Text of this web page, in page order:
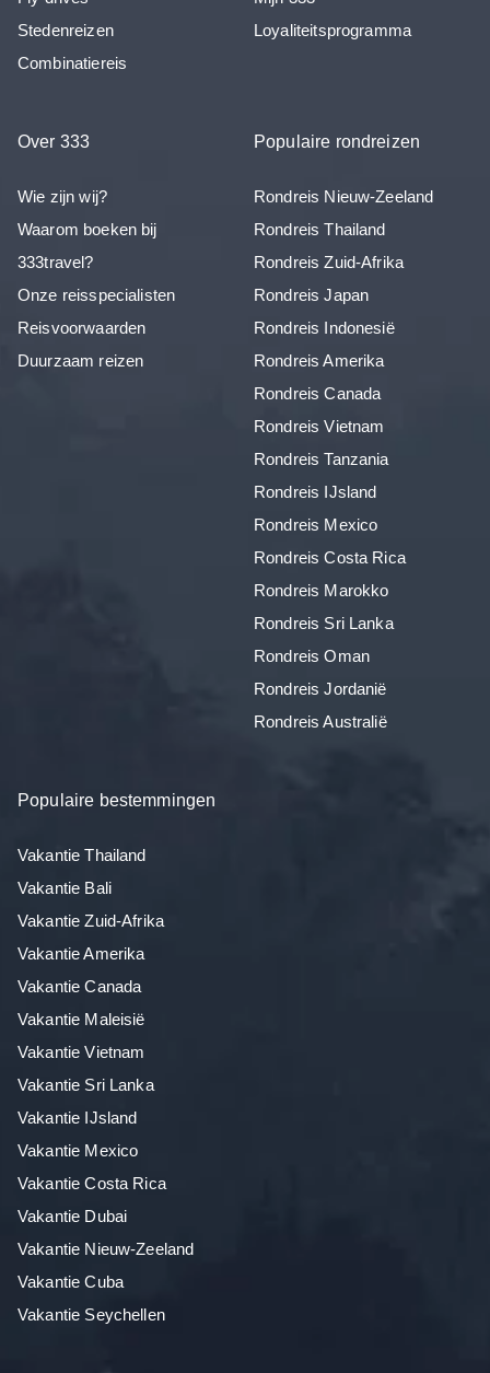
Stedenreizen
Combinatiereis
Loyaliteitsprogramma
Over 333
Wie zijn wij?
Waarom boeken bij
333travel?
Onze reisspecialisten
Reisvoorwaarden
Duurzaam reizen
Populaire rondreizen
Rondreis Nieuw-Zeeland
Rondreis Thailand
Rondreis Zuid-Afrika
Rondreis Japan
Rondreis Indonesië
Rondreis Amerika
Rondreis Canada
Rondreis Vietnam
Rondreis Tanzania
Rondreis IJsland
Rondreis Mexico
Rondreis Costa Rica
Rondreis Marokko
Rondreis Sri Lanka
Rondreis Oman
Rondreis Jordanië
Rondreis Australië
Populaire bestemmingen
Vakantie Thailand
Vakantie Bali
Vakantie Zuid-Afrika
Vakantie Amerika
Vakantie Canada
Vakantie Maleisië
Vakantie Vietnam
Vakantie Sri Lanka
Vakantie IJsland
Vakantie Mexico
Vakantie Costa Rica
Vakantie Dubai
Vakantie Nieuw-Zeeland
Vakantie Cuba
Vakantie Seychellen